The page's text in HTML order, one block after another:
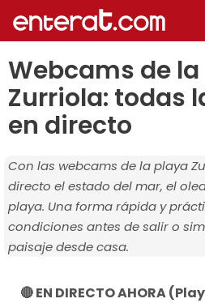
Webcams de
Zurriola: todas
en directo
Con las webcams de la playa
directo el estado del mar, el
playa. Una forma rápida y
condiciones antes de salir o
paisaje desde casa.
🔴 EN DIRECTO AHORA